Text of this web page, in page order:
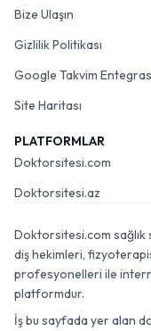
Bize Ulaşın
Gizlilik Politikası
Google Takvim
Site Haritası
PLATFORMLAR
Doktorsitesi.com
Doktorsitesi.az
Doktorsitesi.com sağlık
diş hekimleri,
profesyonelleri ile
platformdur.
İş bu sayfada yer alan